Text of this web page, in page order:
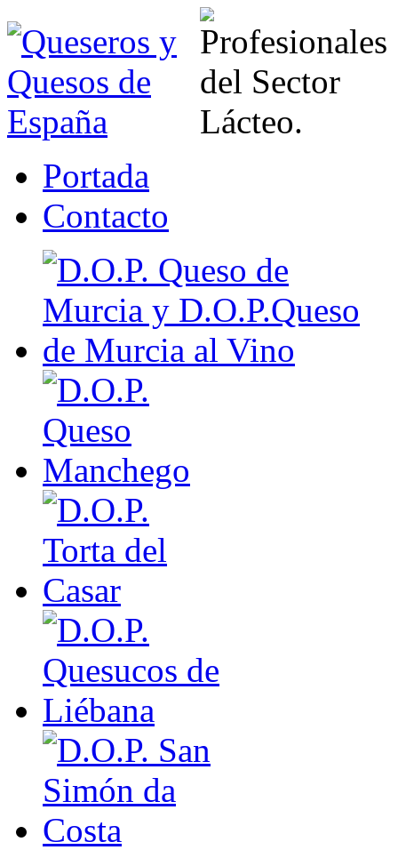
Portada
Contacto